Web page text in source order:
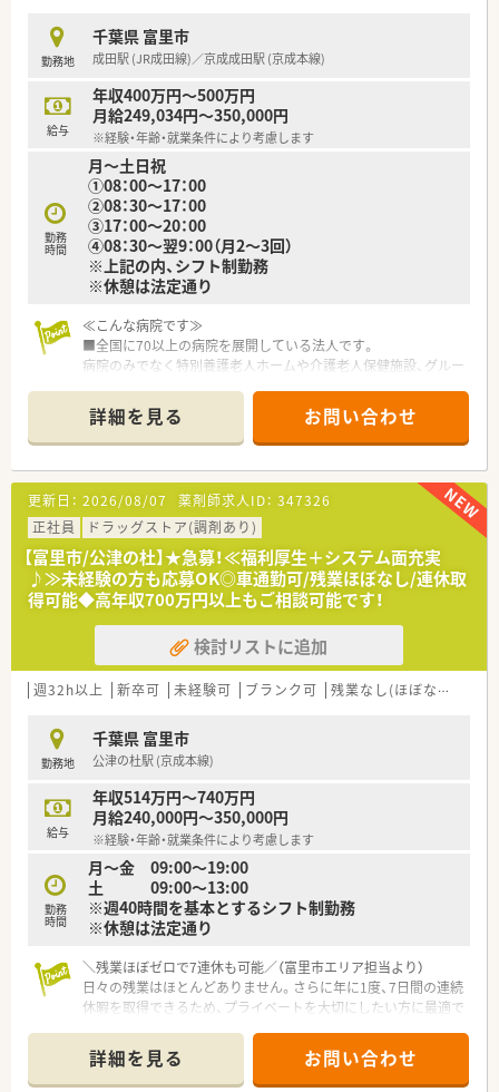
ローし合える環境です。
【想定されるキャリアイメージ】
■「階層別」「職種別」の充実した研修プログラムが用意されてお
り、中途入社の方でもWEB研修などを通じて基礎から応用まで
着実に学べます。
■社内公募制度を活用することで、リクルーターや店舗開発、商
品開発、新規プロジェクトなど、現場の枠を超えた多様な職種へ
の挑戦が可能です。
■再雇用ライセンス制度により、一度退職しても3年以内であれ
ば同条件での再入社が認められており、ライフステージの変化に
強いキャリアを築けます。
【こんな方が活躍中】
て、常に新しい知識を吸収しスキルアップを追求したい向上心の
高い方が活躍中です。
■大手ならではの安定した労働条件を活かし、毎年1回の7連休
切にする薬剤師がいます。
■時短勤務制度をフル活用しながら、仕事と育児を両立させてい
る女性薬剤師が非常に多く、お互いの立場を理解し助け合う風土
が根付いています。
勤務地
千葉県 富里市
成田駅 (JR成田線)／京成成田駅 (京成本線)
給与
年収400万円～500万円
月給249,034円～350,000円
※経験・年齢・就業条件により考慮します
勤務
時間
月～土日祝
①08：00～17：00
②08：30～17：00
③17：00～20：00
④08：30～翌9：00（月2～3回）
※上記の内、シフト制勤務
※休憩は法定通り
≪こんな病院です≫
■全国に70以上の病院を展開している法人です。
病院のみでなく特別養護老人ホームや介護老人保健施設、グルー
国に展開しております。
■約400床の急性期病院です。
2015年の開院以来、救急医療の充実等で地域医療に貢献し続け
ています。
■国内・海外への災害支援活動にも力を入れています。
≪働き方について≫
■調剤・監査・服薬指導・病棟服薬指導・病棟業務・注射セット・混
注業務・院内委員会参加・DI業務・医薬品管理・病棟各科カンファ
レンス参加等、幅広い業務に携わることが可能です。
電子カルテ・オーダリングシステムが導入されており、安全かつ
効率的な調剤が行える環境が整っています。
■月に2～3回程、当直業務もございます。
≪充実の福利厚生≫
■診療費補助あり（月の自己負担3,000円を超えたら全額支給）
ご自身だけではなく、家族も支給対象です。
■グループ共済あり！様々な補償を受けられるだけではなく、ス
ポーツ観戦やテーマパーク入園料の補助を受けられます。
■契約保養施設もございます（リゾートホテルやスポーツジム、
エステ サロン等）
≪こんな方におすすめ≫
■病院薬剤師として幅広い業務に触れやりがいを持って仕事を
していきたい方
■チーム医療に携わりたい方
詳細を見る お問い合わせ
更新日： 2026/08/07 薬剤師求人ID： 347326
正社員
ドラッグストア(調剤あり)
【富里市/公津の杜】★急募！≪福利厚生＋システム面充実
♪≫未経験の方も応募OK◎車通勤可/残業ほぼなし/連休取
得可能◆高年収700万円以上もご相談可能です！
検討リストに追加
週32h以上 新卒可 未経験可 ブランク可 残業なし(ほぼなし含む)
勤務地
千葉県 富里市
公津の杜駅 (京成本線)
給与
年収514万円～740万円
月給240,000円～350,000円
※経験・年齢・就業条件により考慮します
勤務
時間
月～金 09:00～19:00
土 09:00～13:00
※週40時間を基本とするシフト制勤務
※休憩は法定通り
＼残業ほぼゼロで7連休も可能／（富里市エリア担当より）
日々の残業はほとんどありません。さらに年に1度、7日間の連続
休暇を取得できるため、プライベートを大切にしたい方に最適で
＊------------------------------------------＊
【店舗情報と応需状況について】
■最寄り駅の公津の杜駅から車で15分ほどの場所に立地してお
詳細を見る お問い合わせ